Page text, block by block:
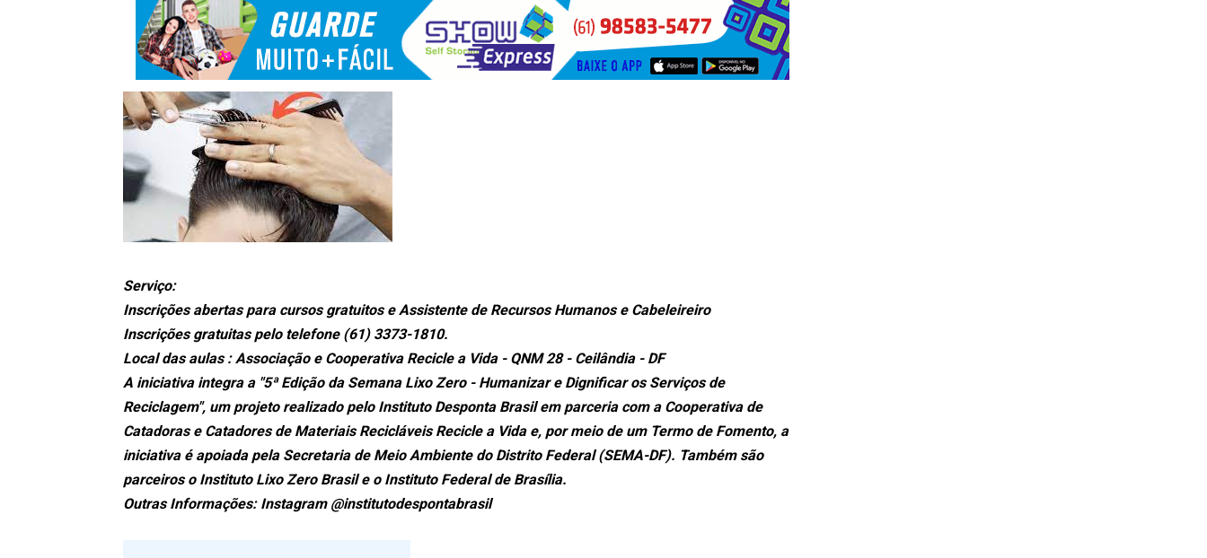
Serviço:
Inscrições abertas para cursos gratuitos e Assistente de Recursos Humanos e Cabeleireiro
Inscrições gratuitas pelo telefone (61) 3373-1810.
Local das aulas : Associação e Cooperativa Recicle a Vida - QNM 28 - Ceilândia - DF
A iniciativa integra a "5ª Edição da Semana Lixo Zero - Humanizar e Dignificar os Serviços de
Reciclagem", um projeto realizado pelo Instituto Desponta Brasil em parceria com a Cooperativa de
Catadoras e Catadores de Materiais Recicláveis Recicle a Vida e, por meio de um Termo de Fomento, a
iniciativa é apoiada pela Secretaria de Meio Ambiente do Distrito Federal (SEMA-DF). Também são
parceiros o Instituto Lixo Zero Brasil e o Instituto Federal de Brasília.
Outras Informações: Instagram @institutodespontabrasil